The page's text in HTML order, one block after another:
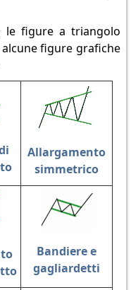
le figure a triangolo
figure grafiche
Allargamento
simmetrico
Bandiere e
gagliardetti